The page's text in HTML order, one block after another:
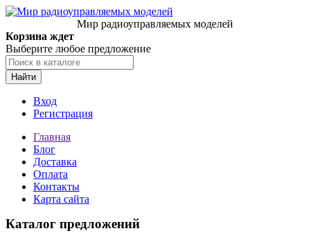
Мир радиоуправляемых моделей
Корзина ждет
Выберите любое предложение
Найти
Вход
Регистрация
Главная
Блог
Доставка
Оплата
Контакты
Карта сайта
Каталог предложений